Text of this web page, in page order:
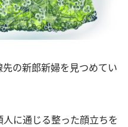
の新郎新婦を見つめてい
に通じる整った顔立ちを